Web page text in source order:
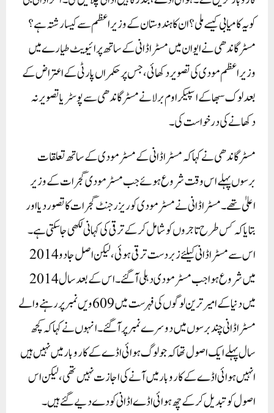
کو یہ کامیابی کیسے ملی؟ ان کا ہندوستان کے وزیر اعظم سے کیسا رشتہ ہے ؟
مسٹر گاندھی نے ایوان میں مسٹر اڈانی کے ساتھ پرائیویٹ طیارے میں
وزیر اعظم مودی کی تصویر دکھائی، جس پر حکمراں پارٹی کے اعتراض کے
بعد لوک سبھا کے اسپیکر اوم برلا نے مسٹر گاندھی سے پوسٹر یا تصویر نہ
دکھانے کی درخواست کی۔
مسٹر گاندھی نے کہا کہ مسٹر اڈانی کے مسٹر مودی کے ساتھ تعلقات
برسوں پہلے اس وقت شروع ہوئے جب مسٹر مودی گجرات کے وزیر
اعلیٰ تھے ۔ مسٹر اڈانی نے مسٹر مودی کو ریزرجنٹ گجرات کا تصور دیا اور
بتایا کہ کس طرح تاجروں کو شامل کرکے ترقی کی کہانی لکھی جا سکتی ہے ۔
اس سے مسٹر اڈانی کیلئے زبردست ترقی ہوئی، لیکن اصل جادو 2014
میں شروع ہوا جب مسٹر مودی دہلی آ گئے ۔ اس کے بعد سال 2014
میں دنیا کے امیر ترین لوگوں کی فہرست میں 609 ویں نمبر پر رہنے والے
مسٹر اڈانی چند برسوں میں دوسرے نمبر پر آگئے ۔انہوں نے کہا کہ کچھ
سال پہلے ایک اصول تھا کہ جو لوگ ہوائی اڈے کے کاروبار میں نہیں ہیں
انہیں ہوائی اڈے کے کاروبار میں آنے کی اجازت نہیں تھی، لیکن اس
اصول کو تبدیل کر کے چھ ہوائی اڈے اڈانی کو دے دیے گئے ہیں۔